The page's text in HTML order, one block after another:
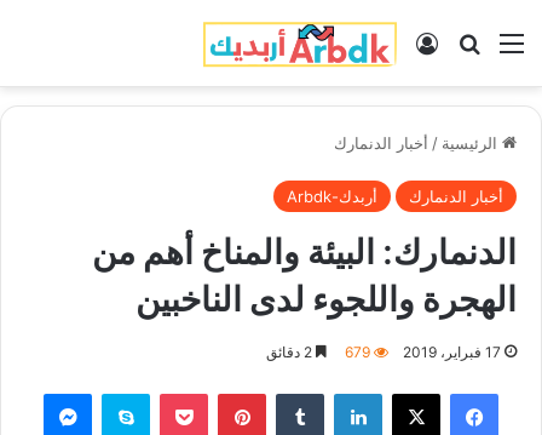
القائمة بحث عنتسجيل الدخول
الرئيسية / أخبار الدنمارك
أخبار الدنمارك أربدك-Arbdk
الدنمارك: البيئة والمناخ أهم من
الهجرة واللجوء لدى الناخبين
17 فبراير، 2019 679
فيسبوك لينكدإن بينتيريست سكايب